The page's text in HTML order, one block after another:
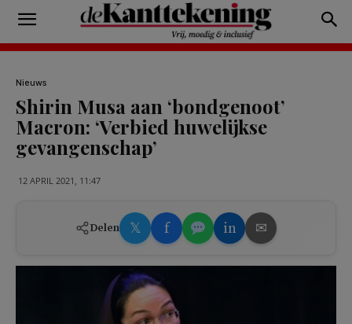
Nieuws
Shirin Musa aan ‘bondgenoot’
Macron: ‘Verbied huwelijkse
gevangenschap’
12 APRIL 2021, 11:47
Delen 𝕏 f in ✉